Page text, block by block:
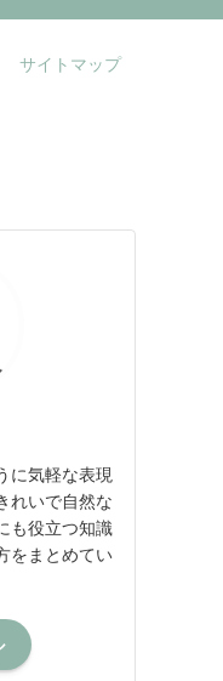
サイトマップ
に気軽な表現
れいで自然な
も役立つ知識
をまとめてい